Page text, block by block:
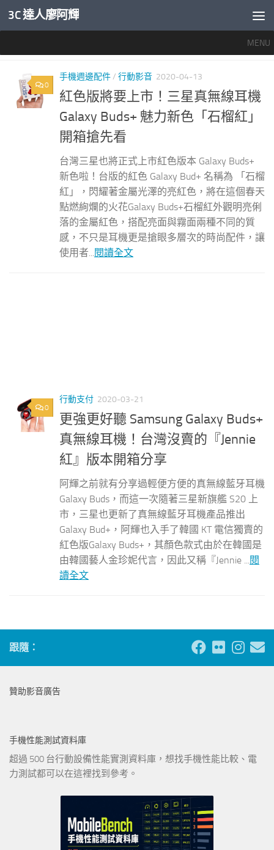
內文下方
3C 達人廖阿輝
MENU
0
手機週邊配件/ 行動影音 2020-04-13
紅色版將要上市！三星真無線耳機
Galaxy Buds+ 魅力新色「石榴紅」
開箱搶先看
台灣三星也將正式上市紅色版本 Galaxy Buds+
新色啦！台版的紅色 Galaxy Bud+ 名稱為 「石榴
紅」，閃耀著金屬光澤的亮紅色，將在這個春天
點燃絢爛的火花Galaxy Buds+石榴紅外觀明亮俐
落的金屬紅色，搭配亮面與霧面兩種不同的質
感，不只是耳機更是搶眼多層次的時尚配件，讓
使用者...閱讀全文
0
行動支付 2020-03-21
更強更好聽 Samsung Galaxy Buds+
真無線耳機！台灣沒賣的『Jennie
紅』版本開箱分享
阿輝之前就有分享過輕便方便的真無線藍牙耳機
Galaxy Buds，而這一次隨著三星新旗艦 S20 上
市，三星也更新了真無線藍牙耳機產品推出
Galaxy Bud+，阿輝也入手了韓國 KT 電信獨賣的
紅色版Galaxy Buds+，其顏色款式由於在韓國是
由韓國藝人金珍妮代言，因此又稱『Jennie ...閱
讀全文
跟隨：
贊助影音廣告
手機性能測試資料庫
超過 500 台行動設備性能實測資料庫，想找手機性能比較、電
力測試都可以在這裡找到參考。